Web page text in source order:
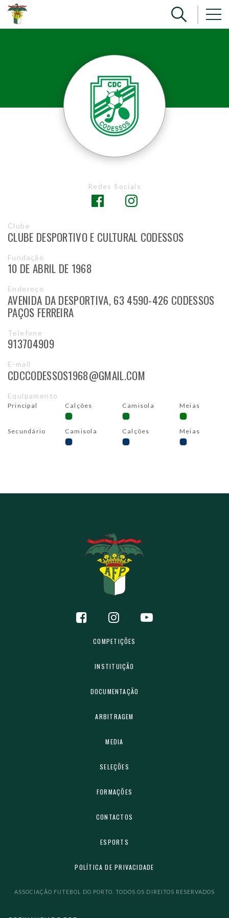
Redes Sociais
Clube
CLUBE DESPORTIVO E CULTURAL CODESSOS
Fundação
10 DE ABRIL DE 1968
Endereço
AVENIDA DA DESPORTIVA, 63 4590-426 CODESSOS
PAÇOS FERREIRA
Telefone
913704909
E-mail
CDCCODESSOS1968@GMAIL.COM
Equipamento
Principal Calções Camisola Meias
Secundário Camisola Calções Meias
COMPETIÇÕES
INSTITUIÇÃO
DOCUMENTAÇÃO
ARBITRAGEM
MEDIA
SELEÇÕES
FORMAÇÕES
CONTACTOS
ESPORTS
POLÍTICA DE PRIVACIDADE
ASSOCIAÇÃO FUTEBOL DO PORTO. TODOS OS DIREITOS RESERVADOS